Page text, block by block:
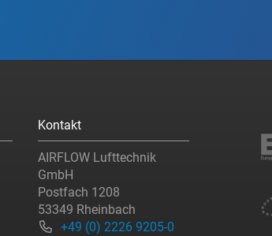
Kontakt
AIRFLOW Lufttechnik
GmbH
Postfach 1208
53349 Rheinbach
+49 (0) 2226 9205-0